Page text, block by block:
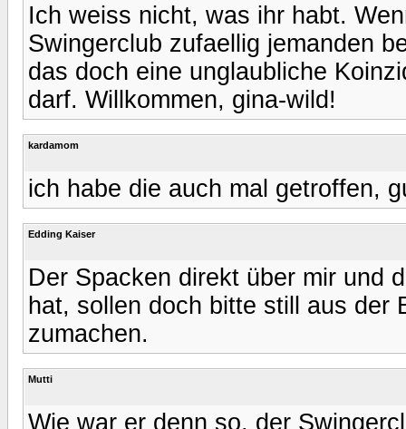
Ich weiss nicht, was ihr habt.
Swingerclub zufaellig jemanden
das doch eine unglaubliche
darf. Willkommen, gina-wild!
kardamom
ich habe die auch mal getroffen,
Edding Kaiser
Der Spacken direkt über mir und
hat, sollen doch bitte still aus der
zumachen.
Mutti
Wie war er denn so, der